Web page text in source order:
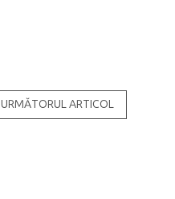
URMĂTORUL ARTICOL